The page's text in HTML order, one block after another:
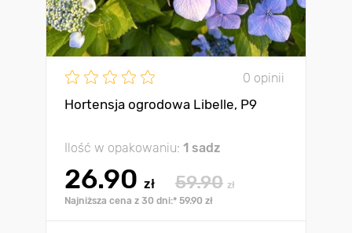
0 opinii
Hortensja ogrodowa Libelle, P9
Ilość w opakowaniu: 1 sadz
26.90 zł 59.90 zł
Najniższa cena z 30 dni:* 59.90 zł